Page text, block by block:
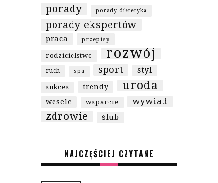
porady porady dietetyka
porady ekspertów
praca przepisy
rodzicielstwo rozwój
ruch spa sport styl
sukces trendy uroda
wesele wsparcie wywiad
zdrowie ślub
NAJCZĘŚCIEJ CZYTANE